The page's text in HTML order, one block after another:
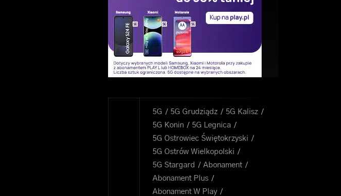
5G 5G Grudziądz
5G Kalisz
5G Konin
5G Legnica
5G Ostrowiec Świętokrzyski
5G Ostrów Wielkopolski
5G Stargard
Abonament
Abonament Plus
Abonament W Play